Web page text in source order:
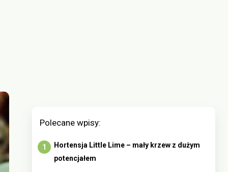
Polecane wpisy:
Hortensja Little Lime – mały krzew z dużym
potencjałem